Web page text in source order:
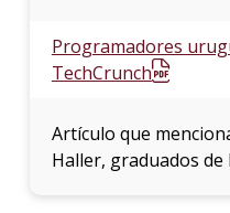
Programadores
TechCrunch
Artículo que
Haller, graduados